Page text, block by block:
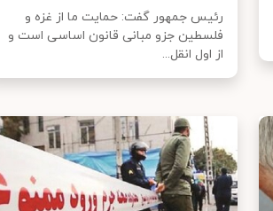
رئیس جمهور گفت: حمایت ما از غزه و
فلسطین جزو مبانی قانون اساسی است و
از اول انقل...